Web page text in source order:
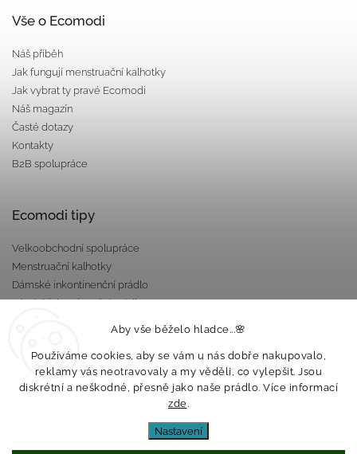
Aby vše běželo hladce...🌸
Používáme cookies, aby se vám u nás dobře nakupovalo,
reklamy vás neotravovaly a my věděli, co vylepšit. Jsou
diskrétní a neškodné, přesně jako naše prádlo. Více informací
zde.
Nastavení
Vše o Ecomodi
Náš příběh
Jak fungují menstruační kalhotky
Jak vybrat ty pravé Ecomodi
Náš magazín
Časté dotazy
Kontakty
B2B spolupráce
Ecomodi tipy
Velkoobchodní spolupráce
Menstruační kalhotky
Dámské inkontinenční prádlo
Pánské inkontinenční prádlo